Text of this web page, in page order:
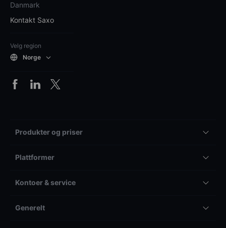
Danmark
Kontakt Saxo
Velg region
Norge
Produkter og priser
Plattformer
Kontoer & service
Generelt